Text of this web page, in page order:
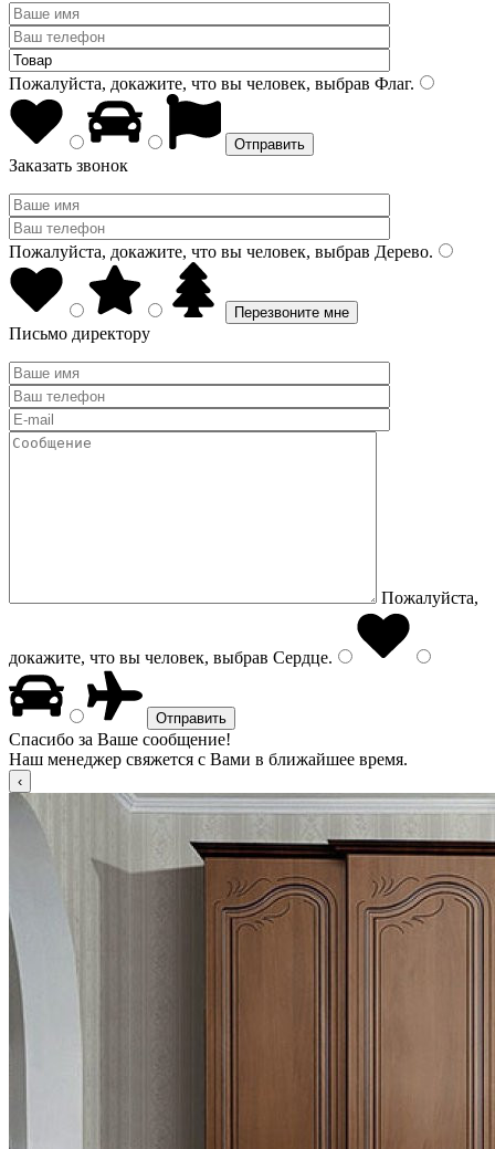
Пожалуйста, докажите, что вы человек, выбрав Флаг.
Заказать звонок
Пожалуйста, докажите, что вы человек, выбрав Дерево.
Письмо директору
Пожалуйста,
докажите, что вы человек, выбрав Сердце.
Спасибо за Ваше сообщение!
Наш менеджер свяжется с Вами в ближайшее время.